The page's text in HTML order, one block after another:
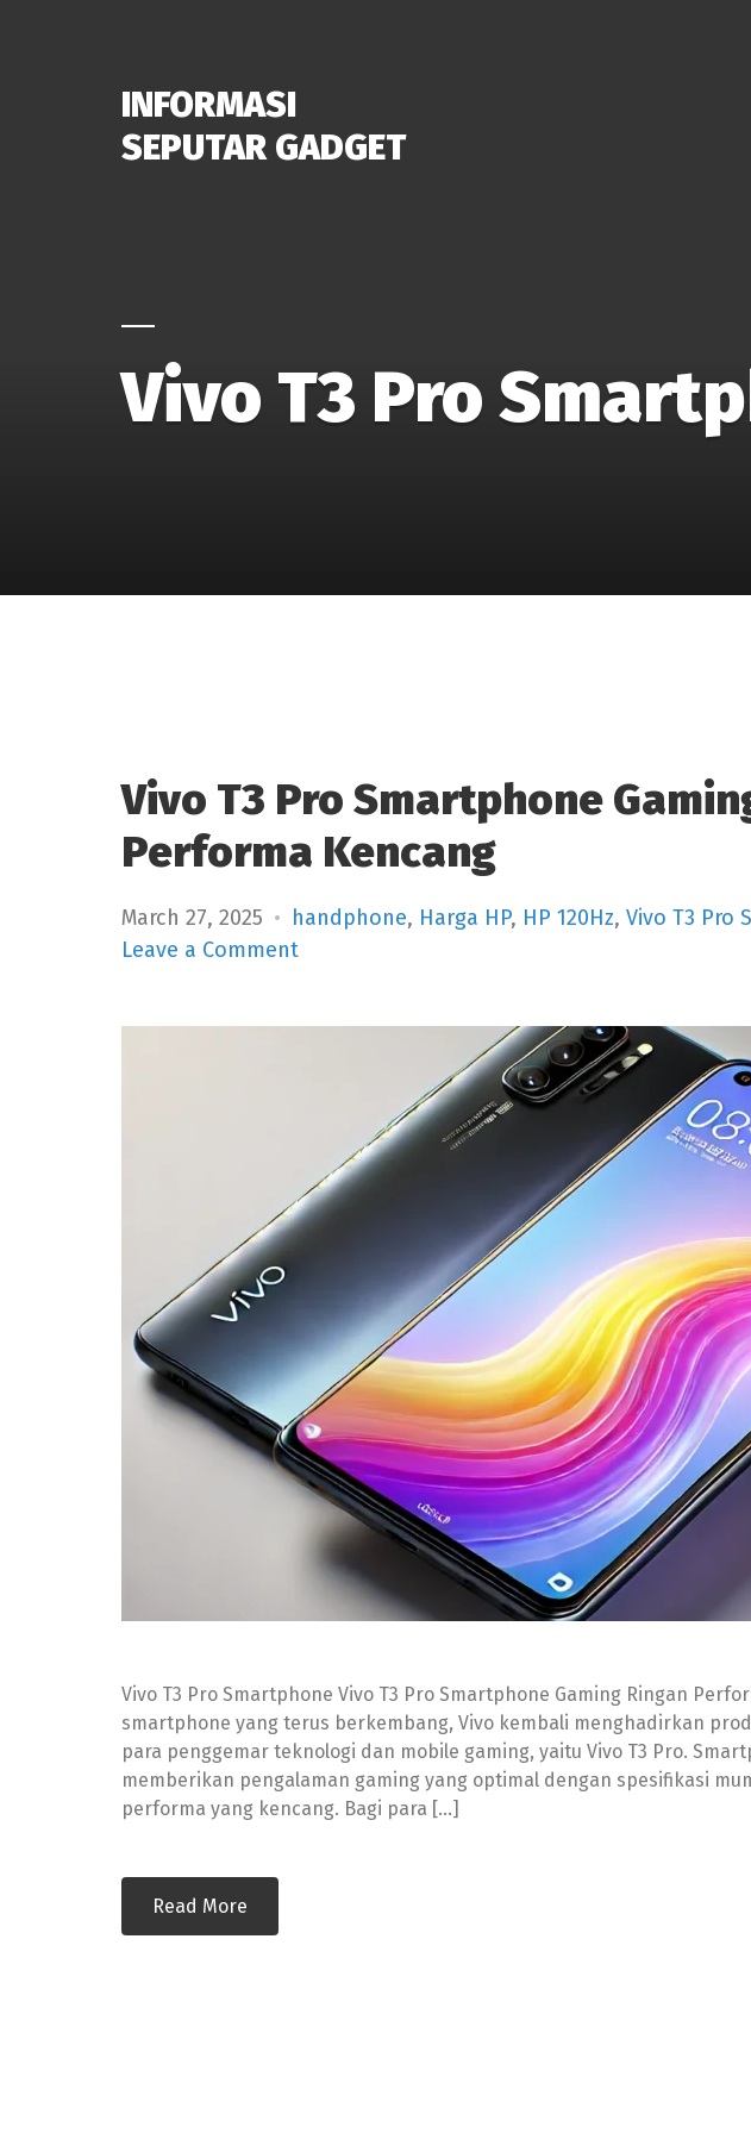
INFORMASI
SEPUTAR GADGET
Vivo T3 Pro
Vivo T3 Pro Smartphone
Performa Kencang
March 27, 2025 handphone, Harga HP, HP 120Hz, Vivo T3 Pro
Leave a Commenton
Ringan
Performa
Kencang
Vivo T3 Pro Smartphone Vivo T3 Pro Smartphone Gaming Ringan
smartphone yang terus berkembang, Vivo kembali menghadirkan
para penggemar teknologi dan mobile gaming, yaitu Vivo T3 Pro.
memberikan pengalaman gaming yang optimal dengan spesifikasi
performa yang kencang. Bagi para […]
Read More